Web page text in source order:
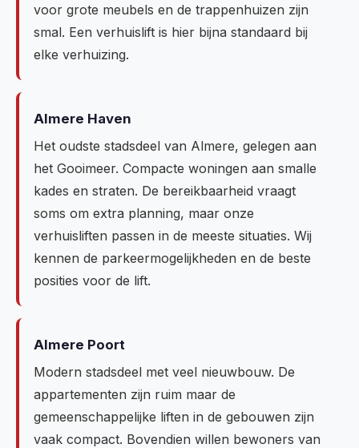
voor grote meubels en de trappenhuizen zijn
smal. Een verhuislift is hier bijna standaard bij
elke verhuizing.
Almere Haven
Het oudste stadsdeel van Almere, gelegen aan
het Gooimeer. Compacte woningen aan smalle
kades en straten. De bereikbaarheid vraagt
soms om extra planning, maar onze
verhuisliften passen in de meeste situaties. Wij
kennen de parkeermogelijkheden en de beste
posities voor de lift.
Almere Poort
Modern stadsdeel met veel nieuwbouw. De
appartementen zijn ruim maar de
gemeenschappelijke liften in de gebouwen zijn
vaak compact. Bovendien willen bewoners van